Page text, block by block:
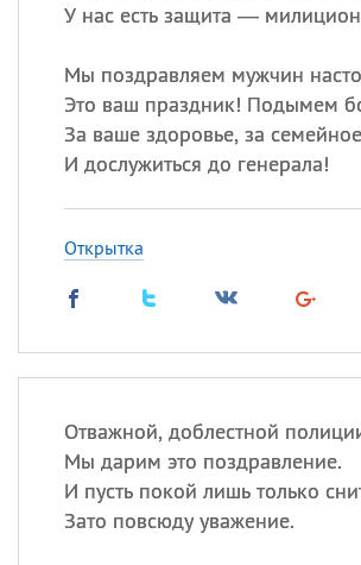
У нас есть защита —
Мы поздравляем мужчин
Это ваш праздник! Подымем
За ваше здоровье, за семейное
И дослужиться до генерала!
Открытка
Отважной, доблестной
Мы дарим это поздравление.
И пусть покой лишь только
Зато повсюду уважение.